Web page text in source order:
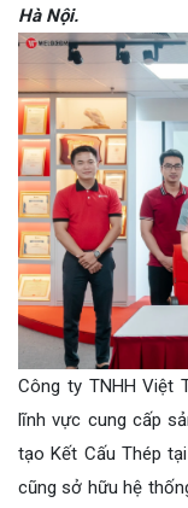
Hà Nội.
Công ty TNHH Việt
lĩnh vực cung cấp
tạo Kết Cấu Thép
cũng sở hữu hệ